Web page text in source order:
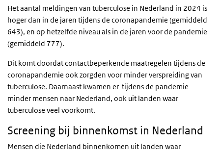
Het aantal meldingen van tuberculose in Nederland in 2024 is
hoger dan in de jaren tijdens de coronapandemie (gemiddeld
643), en op hetzelfde niveau als in de jaren voor de pandemie
(gemiddeld 777).
Dit komt doordat contactbeperkende maatregelen tijdens de
coronapandemie ook zorgden voor minder verspreiding van
tuberculose. Daarnaast kwamen er tijdens de pandemie
minder mensen naar Nederland, ook uit landen waar
tuberculose veel voorkomt.
Screening bij binnenkomst in Nederland
Mensen die Nederland binnenkomen uit landen waar